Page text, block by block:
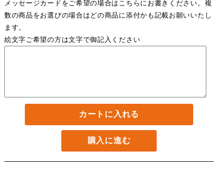
メッセージカードをご希望の場合はこちらにお書きください。複
数の商品をお選びの場合はどの商品に添付かも記載お願いいたし
ます。
絵文字ご希望の方は文字で御記入ください
カートに入れる
購入に進む